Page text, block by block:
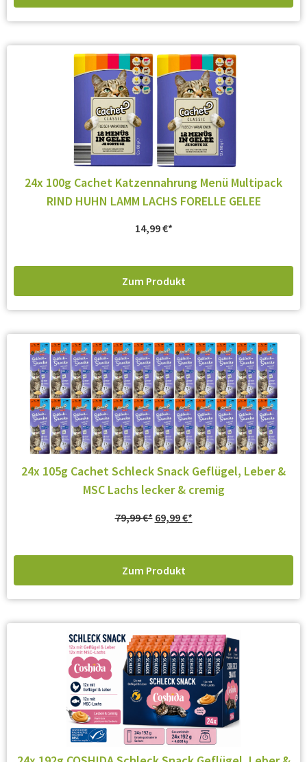
24x 100g Cachet Katzennahrung Menü Multipack
RIND HUHN LAMM LACHS FORELLE GELEE
14,99€
Zum Produkt
24x 105g Cachet Schleck Snack Geflügel, Leber &
MSC Lachs lecker & cremig
79,99€ 69,99€
Zum Produkt